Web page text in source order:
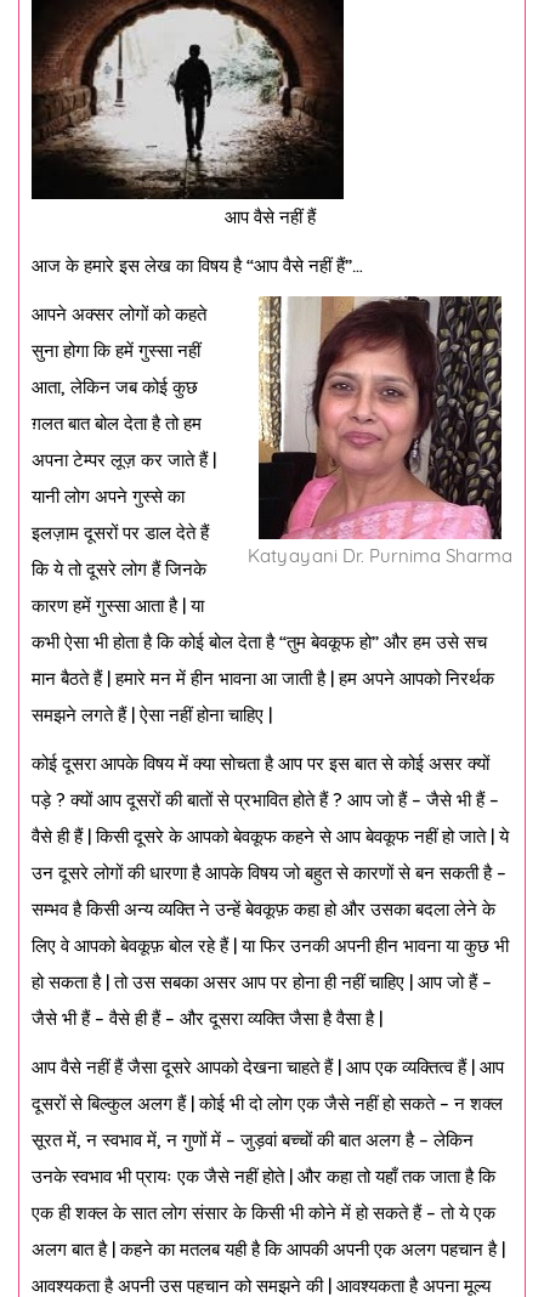
आप वैसे नहीं हैं
आज के हमारे इस लेख का विषय है “आप वैसे नहीं हैं”…
Katyayani Dr. Purnima Sharma
आपने अक्सर लोगों को कहते
सुना होगा कि हमें गुस्सा नहीं
आता, लेकिन जब कोई कुछ
ग़लत बात बोल देता है तो हम
अपना टेम्पर लूज़ कर जाते हैं |
यानी लोग अपने गुस्से का
इलज़ाम दूसरों पर डाल देते हैं
कि ये तो दूसरे लोग हैं जिनके
कारण हमें गुस्सा आता है | या
कभी ऐसा भी होता है कि कोई बोल देता है “तुम बेवकूफ हो” और हम उसे सच
मान बैठते हैं | हमारे मन में हीन भावना आ जाती है | हम अपने आपको निरर्थक
समझने लगते हैं | ऐसा नहीं होना चाहिए |
कोई दूसरा आपके विषय में क्या सोचता है आप पर इस बात से कोई असर क्यों
पड़े ? क्यों आप दूसरों की बातों से प्रभावित होते हैं ? आप जो हैं – जैसे भी हैं –
वैसे ही हैं | किसी दूसरे के आपको बेवकूफ कहने से आप बेवकूफ नहीं हो जाते | ये
उन दूसरे लोगों की धारणा है आपके विषय जो बहुत से कारणों से बन सकती है –
सम्भव है किसी अन्य व्यक्ति ने उन्हें बेवकूफ़ कहा हो और उसका बदला लेने के
लिए वे आपको बेवकूफ़ बोल रहे हैं | या फिर उनकी अपनी हीन भावना या कुछ भी
हो सकता है | तो उस सबका असर आप पर होना ही नहीं चाहिए | आप जो हैं –
जैसे भी हैं – वैसे ही हैं – और दूसरा व्यक्ति जैसा है वैसा है |
आप वैसे नहीं हैं जैसा दूसरे आपको देखना चाहते हैं | आप एक व्यक्तित्व हैं | आप
दूसरों से बिल्कुल अलग हैं | कोई भी दो लोग एक जैसे नहीं हो सकते – न शक्ल
सूरत में, न स्वभाव में, न गुणों में – जुड़वां बच्चों की बात अलग है – लेकिन
उनके स्वभाव भी प्रायः एक जैसे नहीं होते | और कहा तो यहाँ तक जाता है कि
एक ही शक्ल के सात लोग संसार के किसी भी कोने में हो सकते हैं – तो ये एक
अलग बात है | कहने का मतलब यही है कि आपकी अपनी एक अलग पहचान है |
आवश्यकता है अपनी उस पहचान को समझने की | आवश्यकता है अपना मूल्य